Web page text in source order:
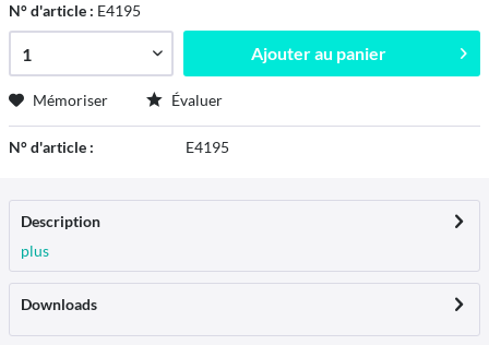
N° d'article : E4195
Ajouter au panier
Mémoriser Évaluer
N° d'article : E4195
Description
plus
Downloads